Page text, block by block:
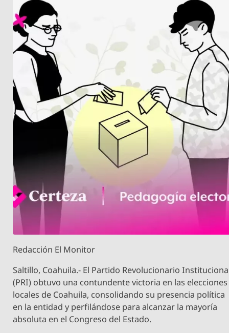
Redacción El Monitor
Saltillo, Coahuila.- El Partido Revolucionario
(PRI) obtuvo una contundente victoria en las elecciones
locales de Coahuila, consolidando su presencia política
en la entidad y perfilándose para alcanzar la mayoría
absoluta en el Congreso del Estado.